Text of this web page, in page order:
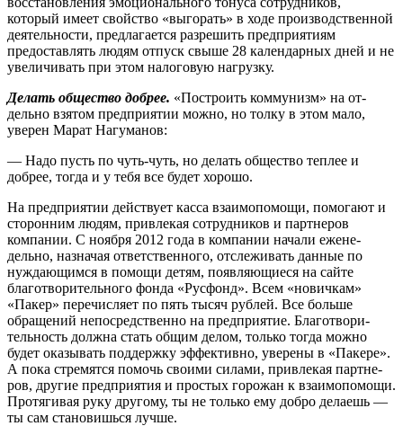
который имеет свойство «выгорать» в ходе производственной
деятельности, предлагается разрешить предприяти­ям
предоставлять людям отпуск свы­ше 28 календарных дней и не
увеличи­вать при этом налоговую нагрузку.
Делать общество добрее. «Построить коммунизм» на от­
дельно взятом предприятии можно, но толку в этом мало,
уверен Марат Нагуманов:
— Надо пусть по чуть-чуть, но де­лать общество теплее и
добрее, тогда и у тебя все будет хорошо.
На предприятии действует кас­са взаимопомощи, помогают и
сто­ронним людям, привлекая сотрудни­ков и партнеров
компании. С ноября 2012 года в компании начали ежене­
дельно, назначая ответственного, от­слеживать данные по
нуждающим­ся в помощи детям, появляющиеся на сайте
благотворительного фонда «Русфонд». Всем «новичкам»
«Пакер» перечисляет по пять тысяч рублей. Все больше
обращений непосредст­венно на предприятие. Благотвори­
тельность должна стать общим де­лом, только тогда можно
будет оказы­вать поддержку эффективно, уверены в «Пакере».
А пока стремятся помочь своими силами, привлекая партне­
ров, другие предприятия и простых горожан к взаимопомощи.
Протяги­вая руку другому, ты не только ему добро делаешь —
ты сам становишь­ся лучше.